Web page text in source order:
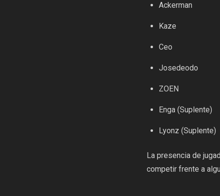
Ackerman
Kaze
Ceo
Josedeodo
ZOEN
Enga (Suplente)
Lyonz (Suplente)
La presencia de
competir frente a